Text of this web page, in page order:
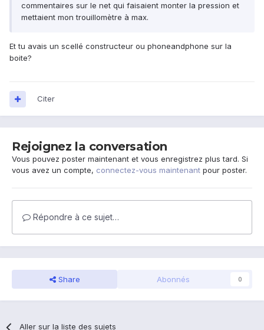
commentaires sur le net qui faisaient monter la pression et
mettaient mon trouillomètre à max.
Et tu avais un scellé constructeur ou phoneandphone sur la
boite?
Citer
Rejoignez la conversation
Vous pouvez poster maintenant et vous enregistrez plus tard. Si
vous avez un compte, connectez-vous maintenant pour poster.
Répondre à ce sujet…
Share Abonnés 0
Aller sur la liste des sujets